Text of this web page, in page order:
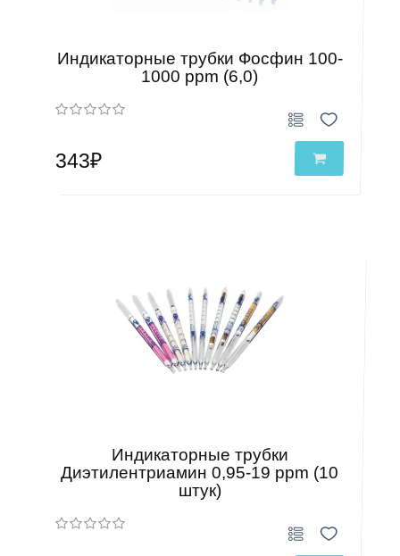
Индикаторные трубки Фосфин 100-
1000 ppm (6,0)
343₽
Индикаторные трубки
Диэтилентриамин 0,95-19 ppm (10
штук)